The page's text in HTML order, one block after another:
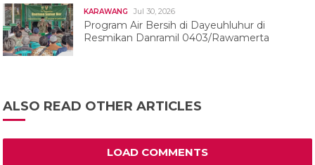
KARAWANG Jul 30, 2026
Program Air Bersih di Dayeuhluhur di
Resmikan Danramil 0403/Rawamerta
ALSO READ OTHER ARTICLES
LOAD COMMENTS